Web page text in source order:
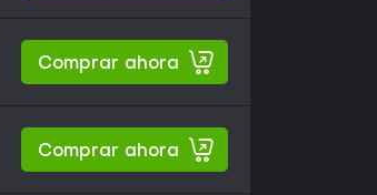
Comprar ahora
Comprar ahora